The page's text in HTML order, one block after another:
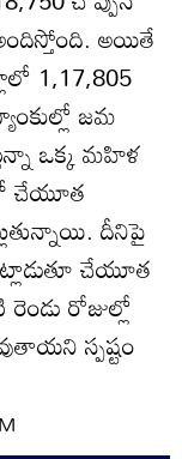
అయితే
1,17,805
జమ
ఒక్క మహిళ
చేయూత
దీనిపై
చేయూత
రోజుల్లో
స్పష్టం